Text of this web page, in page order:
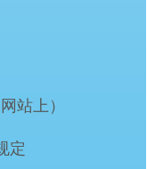
站上）
定